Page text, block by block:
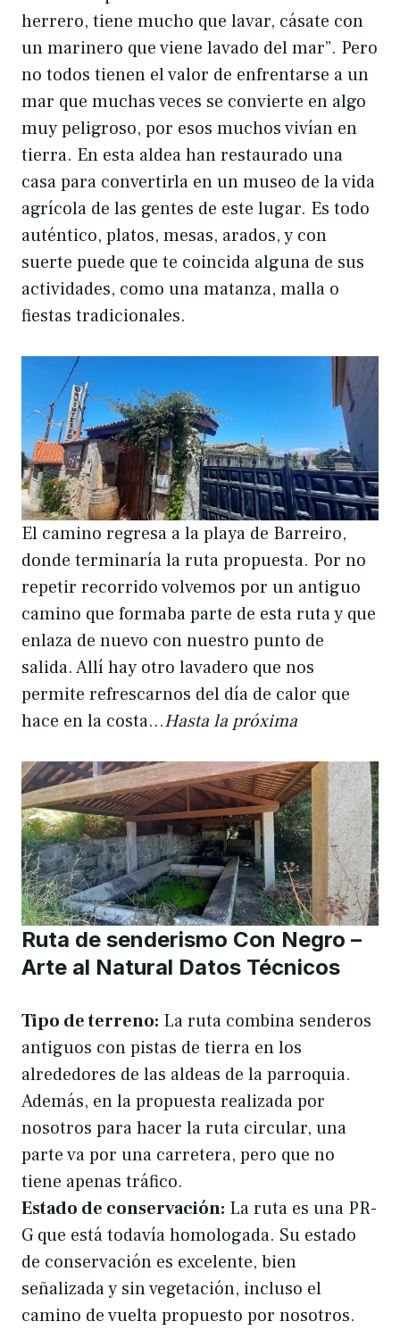
herrero, tiene mucho que lavar, cásate con
un marinero que viene lavado del mar”. Pero
no todos tienen el valor de enfrentarse a un
mar que muchas veces se convierte en algo
muy peligroso, por esos muchos vivían en
tierra. En esta aldea han restaurado una
casa para convertirla en un museo de la vida
agrícola de las gentes de este lugar. Es todo
auténtico, platos, mesas, arados, y con
suerte puede que te coincida alguna de sus
actividades, como una matanza, malla o
fiestas tradicionales.
El camino regresa a la playa de Barreiro,
donde terminaría la ruta propuesta. Por no
repetir recorrido volvemos por un antiguo
camino que formaba parte de esta ruta y que
enlaza de nuevo con nuestro punto de
salida. Allí hay otro lavadero que nos
permite refrescarnos del día de calor que
hace en la costa…Hasta la próxima
Ruta de senderismo Con Negro –
Arte al Natural Datos Técnicos
Tipo de terreno: La ruta combina senderos
antiguos con pistas de tierra en los
alrededores de las aldeas de la parroquia.
Además, en la propuesta realizada por
nosotros para hacer la ruta circular, una
parte va por una carretera, pero que no
tiene apenas tráfico.
Estado de conservación: La ruta es una PR-
G que está todavía homologada. Su estado
de conservación es excelente, bien
señalizada y sin vegetación, incluso el
camino de vuelta propuesto por nosotros.